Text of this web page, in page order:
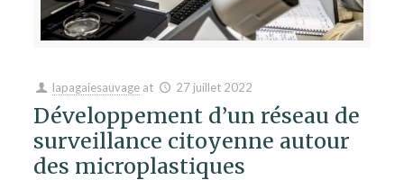
lapagaiesauvage at 27 juillet 2022
Développement d’un réseau de
surveillance citoyenne autour
des microplastiques